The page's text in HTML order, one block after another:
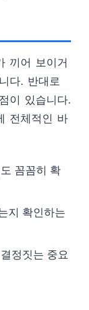
끼어 보이거
다. 반대로
이 있습니다.
전체적인 바
꼼꼼히 확
지 확인하는
정짓는 중요